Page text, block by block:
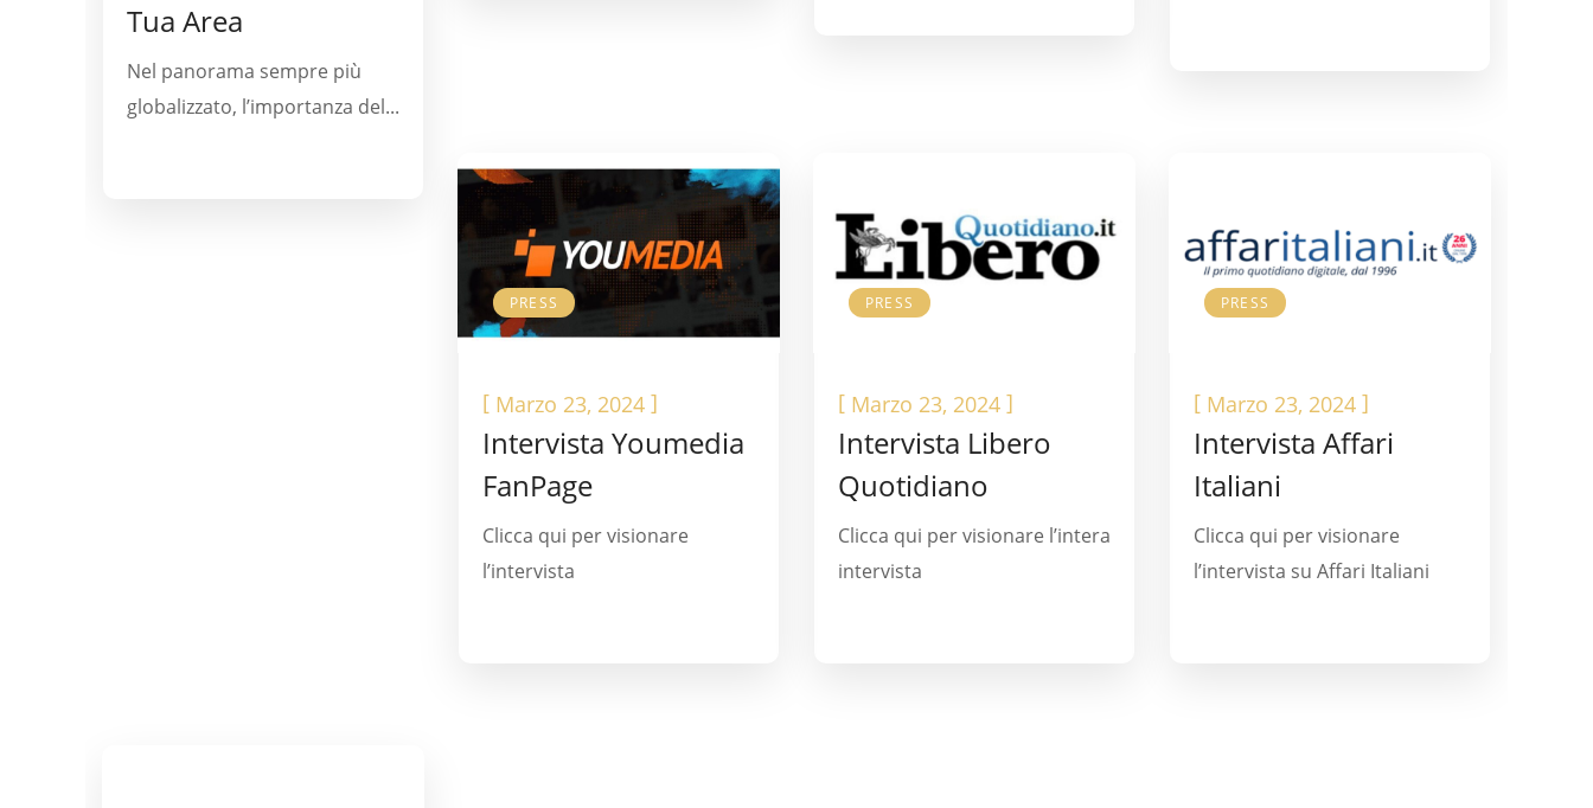
Tua Area
Nel panorama sempre più
globalizzato, l’importanza del...
PRESS
[ Marzo 23, 2024 ]
Intervista Youmedia
FanPage
Clicca qui per visionare
l’intervista
PRESS
[ Marzo 23, 2024 ]
Intervista Libero
Quotidiano
Clicca qui per visionare l’intera
intervista
PRESS
[ Marzo 23, 2024 ]
Intervista Affari
Italiani
Clicca qui per visionare
l’intervista su Affari Italiani